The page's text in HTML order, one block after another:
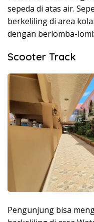
sepeda di atas air.
berkeliling di area
dengan berlomba-
Scooter Track
Pengunjung bisa